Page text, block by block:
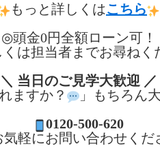
もっと詳しくはこちら
◎頭金0円全額ローン可！
は担当者までお尋ねく
＼ 当日のご見学大歓迎 ／
ますか？
」もちろん
0120-500-620
気軽にお問い合わせくだ